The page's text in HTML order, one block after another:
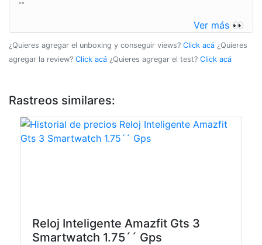
""
Ver más 👀
¿Quieres agregar el unboxing y conseguir views? Click acá ¿Quieres
agregar la review? Click acá ¿Quieres agregar el test? Click acá
Rastreos similares:
Reloj Inteligente Amazfit Gts 3
Smartwatch 1.75´´ Gps